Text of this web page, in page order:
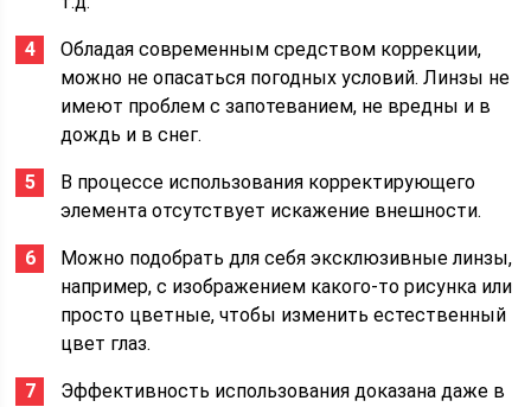
Обладая современным средством коррекции,
можно не опасаться погодных условий. Линзы не
имеют проблем с запотеванием, не вредны и в
дождь и в снег.
В процессе использования корректирующего
элемента отсутствует искажение внешности.
Можно подобрать для себя эксклюзивные линзы,
например, с изображением какого-то рисунка или
просто цветные, чтобы изменить естественный
цвет глаз.
Эффективность использования доказана даже в